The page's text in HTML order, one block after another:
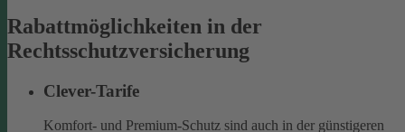
Rabattmöglichkeiten in der
Rechtsschutzversicherung
Clever-Tarife
Komfort- und Premium-Schutz sind auch in der günstigeren